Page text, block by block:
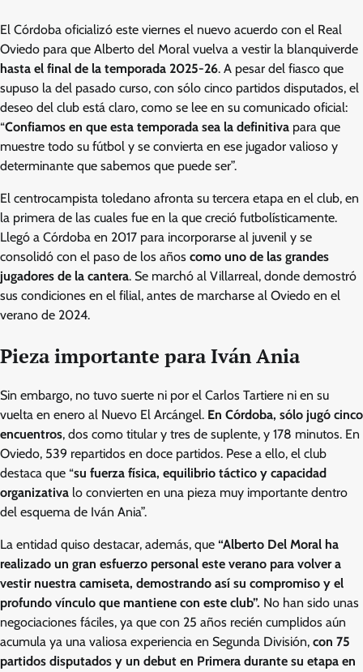
El Córdoba oficializó este viernes el nuevo acuerdo con el Real
Oviedo para que Alberto del Moral vuelva a vestir la blanquiverde
hasta el final de la temporada 2025-26. A pesar del fiasco que
supuso la del pasado curso, con sólo cinco partidos disputados, el
deseo del club está claro, como se lee en su comunicado oficial:
“Confiamos en que esta temporada sea la definitiva para que
muestre todo su fútbol y se convierta en ese jugador valioso y
determinante que sabemos que puede ser”.
El centrocampista toledano afronta su tercera etapa en el club, en
la primera de las cuales fue en la que creció futbolísticamente.
Llegó a Córdoba en 2017 para incorporarse al juvenil y se
consolidó con el paso de los años como uno de las grandes
jugadores de la cantera. Se marchó al Villarreal, donde demostró
sus condiciones en el filial, antes de marcharse al Oviedo en el
verano de 2024.
Pieza importante para Iván Ania
Sin embargo, no tuvo suerte ni por el Carlos Tartiere ni en su
vuelta en enero al Nuevo El Arcángel. En Córdoba, sólo jugó cinco
encuentros, dos como titular y tres de suplente, y 178 minutos. En
Oviedo, 539 repartidos en doce partidos. Pese a ello, el club
destaca que “su fuerza física, equilibrio táctico y capacidad
organizativa lo convierten en una pieza muy importante dentro
del esquema de Iván Ania”.
La entidad quiso destacar, además, que “Alberto Del Moral ha
realizado un gran esfuerzo personal este verano para volver a
vestir nuestra camiseta, demostrando así su compromiso y el
profundo vínculo que mantiene con este club”. No han sido unas
negociaciones fáciles, ya que con 25 años recién cumplidos aún
acumula ya una valiosa experiencia en Segunda División, con 75
partidos disputados y un debut en Primera durante su etapa en